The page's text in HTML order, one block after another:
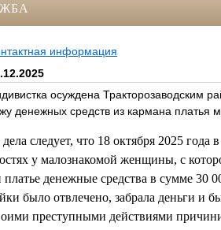
информация
осуждена Тракторозаводским
денежных средств из кармана
следует, что 18 октября 2025
у малознакомой женщины, с
денежные средства в сумме 30
было отвлечено, забрала деньги и
преступными действиями